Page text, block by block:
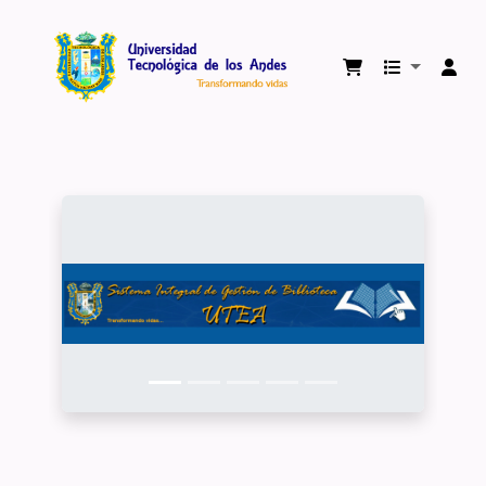
Biblioteca Virtual Universidad Tecnológica